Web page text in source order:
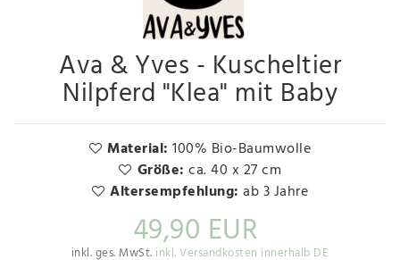
Ava & Yves - Kuscheltier
Nilpferd "Klea" mit Baby
Material:100% Bio-Baumwolle
Größe: ca. 40 x 27 cm
Altersempfehlung:ab 3 Jahre
49,90 EUR
inkl. ges. MwSt. inkl. Versandkosten innerhalb DE